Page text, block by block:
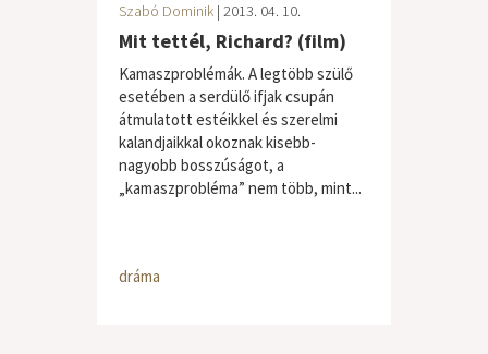
Szabó Dominik | 2013. 04. 10.
Mit tettél, Richard? (film)
Kamaszproblémák. A legtöbb szülő
esetében a serdülő ifjak csupán
átmulatott estéikkel és szerelmi
kalandjaikkal okoznak kisebb-
nagyobb bosszúságot, a
„kamaszprobléma” nem több, mint...
dráma